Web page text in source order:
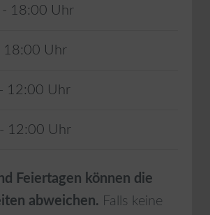
18:00
18:00
12:00
12:00
Feiertagen können die
abweichen. Falls keine